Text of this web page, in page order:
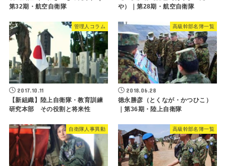
第32期・航空自衛隊
や）｜第28期・航空自衛隊
管理人コラム
2017.10.11
【新組織】陸上自衛隊・教育訓練
研究本部 その役割と将来性
高級幹部名簿一覧
2018.06.28
徳永勝彦（とくなが・かつひこ）
｜第36期・陸上自衛隊
自衛隊人事異動 高級幹部名簿一覧